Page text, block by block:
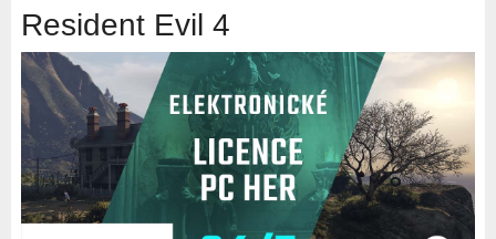
Resident Evil 4